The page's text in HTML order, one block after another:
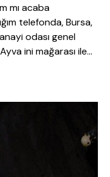
mı acaba
telefonda, Bursa,
odası genel
ini mağarası ile…